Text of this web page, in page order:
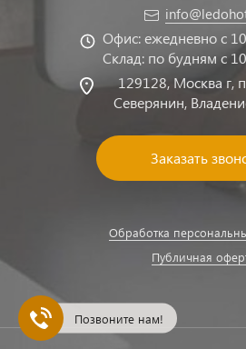
Офис: ежедневно с
Склад: по будням с
129128, Москва г,
Северянин,
Заказать
Обработка
Публичная
Позвоните нам!